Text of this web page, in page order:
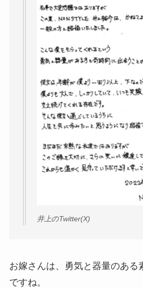
井上のTwitter(X)
お嫁さんは、勇気と器量のある
ですね。